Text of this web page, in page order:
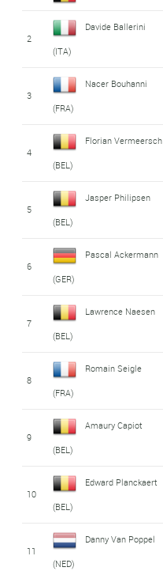
2
Davide Ballerini
(ITA)
3
Nacer Bouhanni
(FRA)
4
Florian Vermeersch
(BEL)
5
Jasper Philipsen
(BEL)
6
Pascal Ackermann
(GER)
7
Lawrence Naesen
(BEL)
8
Romain Seigle
(FRA)
9
Amaury Capiot
(BEL)
10
Edward Planckaert
(BEL)
11
Danny Van Poppel
(NED)